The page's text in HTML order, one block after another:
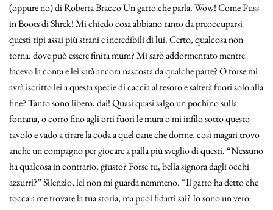
(oppure no) di Roberta Bracco Un gatto che parla. Wow! Come Puss
in Boots di Shrek! Mi chiedo cosa abbiano tanto da preoccuparsi
questi tipi assai più strani e incredibili di lui. Certo, qualcosa non
torna: dove può essere finita mum? Mi sarò addormentato mentre
facevo la conta e lei sarà ancora nascosta da qualche parte? O forse mi
avrà iscritto lei a questa specie di caccia al tesoro e salterà fuori solo alla
fine? Tanto sono libero, dai! Quasi quasi salgo un pochino sulla
fontana, o corro fino agli orti fuori le mura o mi infilo sotto questo
tavolo e vado a tirare la coda a quel cane che dorme, così magari trovo
anche un compagno per giocare a palla più sveglio di questi. “Nessuno
ha qualcosa in contrario, giusto? Forse tu, bella signora dagli occhi
azzurri?” Silenzio, lei non mi guarda nemmeno. “Il gatto ha detto che
tocca a me trovare la tua storia, ma puoi fidarti sai? Io sono un vero